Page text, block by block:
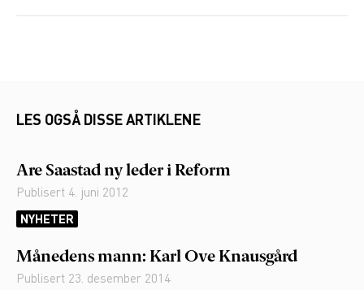
LES OGSÅ DISSE ARTIKLENE
Are Saastad ny leder i Reform
Publisert 4. juni 2012
NYHETER
Månedens mann: Karl Ove Knausgård
Publisert 23. desember 2014